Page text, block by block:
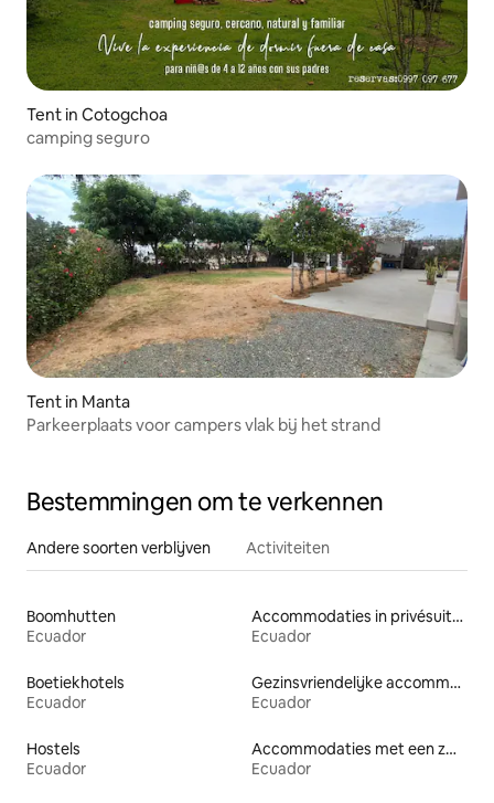
Tent in Cotogchoa
camping seguro
Tent in Manta
Parkeerplaats voor campers vlak bij het strand
Bestemmingen om te verkennen
Andere soorten verblijven Activiteiten
Boomhutten
Ecuador
Accommodaties in privésuites
Ecuador
Boetiekhotels
Ecuador
Gezinsvriendelijke accommodaties
Ecuador
Hostels
Ecuador
Accommodaties met een zwembad
Ecuador